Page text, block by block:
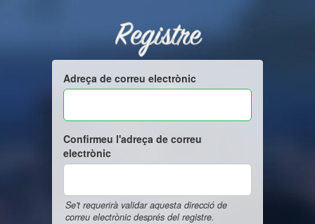
Registre
Adreça de correu electrònic
Confirmeu l'adreça de correu
electrònic
Se't requerirà validar aquesta direcció de
correu electrònic després del registre.